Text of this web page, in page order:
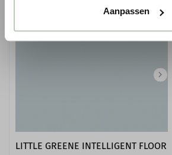
Aanpassen
LITTLE GREENE INTELLIGENT FLOOR